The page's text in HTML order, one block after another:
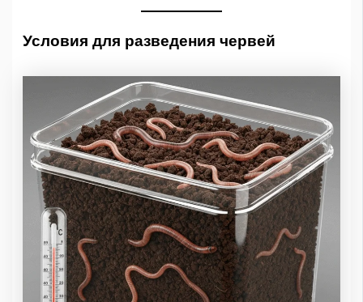
Условия для разведения червей